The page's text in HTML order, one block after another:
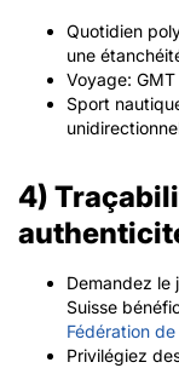
Quotidien
une
Voyage:
Sport
4)
Demandez le
Suisse
Fédération
Privilégiez